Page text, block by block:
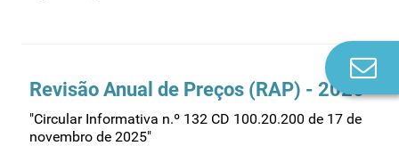
Revisão Anual de Preços (RAP) - 2026
"Circular Informativa n.º 132 CD 100.20.200 de 17 de
novembro de 2025"